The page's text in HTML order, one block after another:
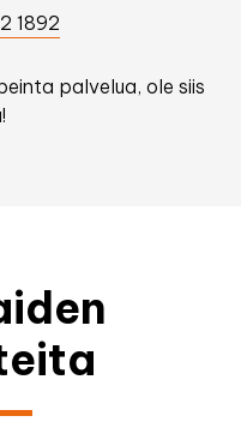
1892
palvelua, ole siis